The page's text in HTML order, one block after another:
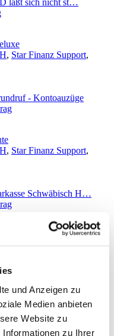
und Anzeigen zu
Medien anbieten
Website zu
zu Ihrer
läßt sich nicht st…
, Star Finanz Support,
- Kontoauzüge
, Star Finanz Support,
Schwäbisch H…
14 Deluxe
,Star Finanz Support,
GmbH